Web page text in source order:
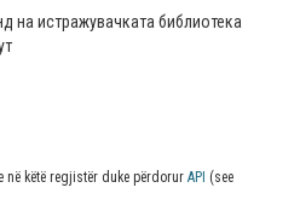
на истражувачката библиотека
këtë regjistër duke përdorur API (see